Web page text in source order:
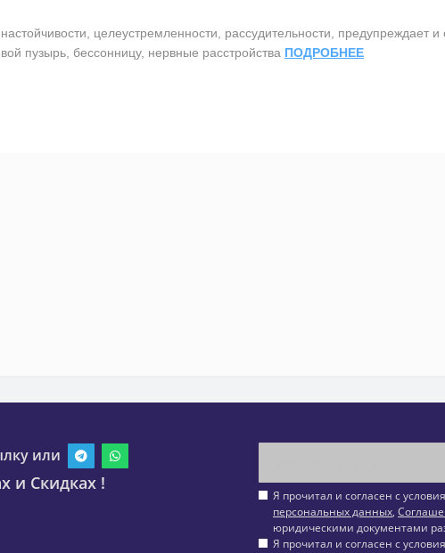
целеустремленности, рассудительности, предупреждает
пузырь, бессонницу, нервные расстройства ПОДРОБНЕЕ
или
и Скидках !
Я прочитал и согласен с
персональных данных,
юридическими документами
Я прочитал и согласен с